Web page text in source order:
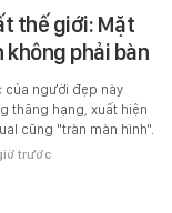
thế giới: Mặt
không phải bàn
của người đẹp này
thăng hạng, xuất hiện
cũng "tràn màn hình".
trước